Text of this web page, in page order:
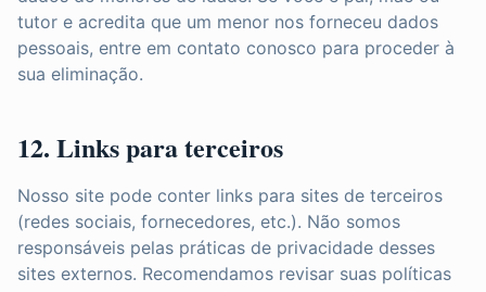
tutor e acredita que um menor nos forneceu dados
pessoais, entre em contato conosco para proceder à
sua eliminação.
12. Links para terceiros
Nosso site pode conter links para sites de terceiros
(redes sociais, fornecedores, etc.). Não somos
responsáveis pelas práticas de privacidade desses
sites externos. Recomendamos revisar suas políticas